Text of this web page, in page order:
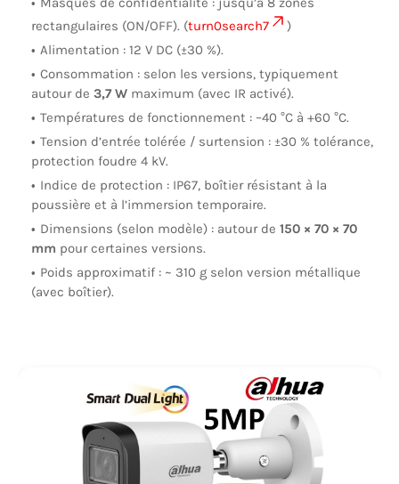
rectangulaires (ON/OFF). (turn0search7
)
Alimentation : 12 V DC (±30 %).
Consommation : selon les versions, typiquement
autour de 3,7 W maximum (avec IR activé).
Températures de fonctionnement : –40 °C à +60 °C.
Tension d’entrée tolérée / surtension : ±30 % tolérance,
protection foudre 4 kV.
Indice de protection : IP67, boîtier résistant à la
poussière et à l’immersion temporaire.
Dimensions (selon modèle) : autour de 150 × 70 × 70
mm pour certaines versions.
Poids approximatif : ~ 310 g selon version métallique
(avec boîtier).